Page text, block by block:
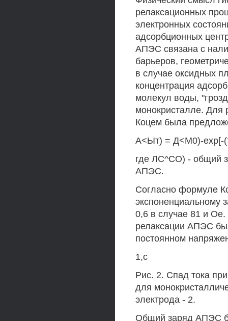
релаксационных
электронных
адсорбционных
АПЭС связана с
барьеров,
в случае оксидных
концентрация
молекул воды,
монокристалле. Для
Коцем была
А<Ыт) = Д<М0)-ехр[-
где ЛС^СО) - общий
АПЭС.
Согласно формуле
экспоненциальному
0,6 в случае 81 и Ое.
релаксации АПЭС
постоянном
1,с
Рис. 2. Спад тока
для
электрода - 2.
Общий заряд АПЭС